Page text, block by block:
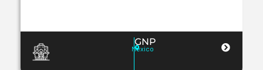
GNP
Mexico